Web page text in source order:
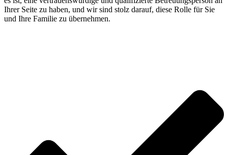
Ihrer Seite zu haben, und wir sind stolz darauf, diese Rolle für Sie
und Ihre Familie zu übernehmen.